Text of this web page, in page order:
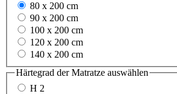
80 x 200 cm
90 x 200 cm
100 x 200 cm
120 x 200 cm
140 x 200 cm
Härtegrad der Matratze auswählen
H 2